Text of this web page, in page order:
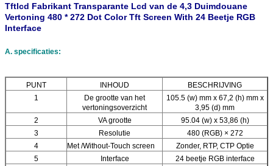
Tftlcd Fabrikant Transparante Lcd van de 4,3 Duimdouane
Vertoning 480 * 272 Dot Color Tft Screen With 24 Beetje RGB
Interface
A. specificaties:
PUNT INHOUD
BESCHRIJVING
1
De grootte van het
vertoningsoverzicht
105.5 (w) mm x 67,2 (h) mm x
3,95 (d) mm
2
VA grootte
95.04 (w) x 53,86 (h)
3
Resolutie
480 (RGB) × 272
4
Met /Without-Touch screen
Zonder, RTP, CTP Optie
5
Interface
24 beetje RGB interface